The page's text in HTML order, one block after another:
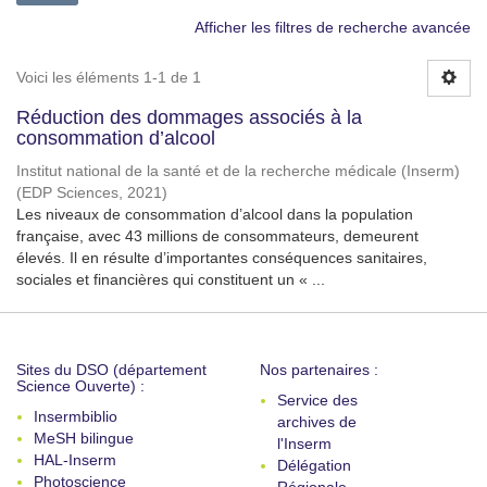
Afficher les filtres de recherche avancée
Voici les éléments 1-1 de 1
Réduction des dommages associés à la
consommation d’alcool
Institut national de la santé et de la recherche médicale (Inserm)
(EDP Sciences, 2021)
Les niveaux de consommation d’alcool dans la population
française, avec 43 millions de consommateurs, demeurent
élevés. Il en résulte d’importantes conséquences sanitaires,
sociales et financières qui constituent un « ...
Sites du DSO (département
Science Ouverte) :
Insermbiblio
MeSH bilingue
HAL-Inserm
Photoscience
Nos partenaires :
Service des
archives de
l'Inserm
Délégation